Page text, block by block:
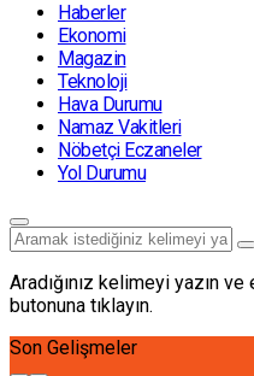
Haberler
Ekonomi
Magazin
Teknoloji
Hava Durumu
Namaz Vakitleri
Nöbetçi Eczaneler
Yol Durumu
Aradığınız kelimeyi yazın
butonuna tıklayın.
Son Gelişmeler